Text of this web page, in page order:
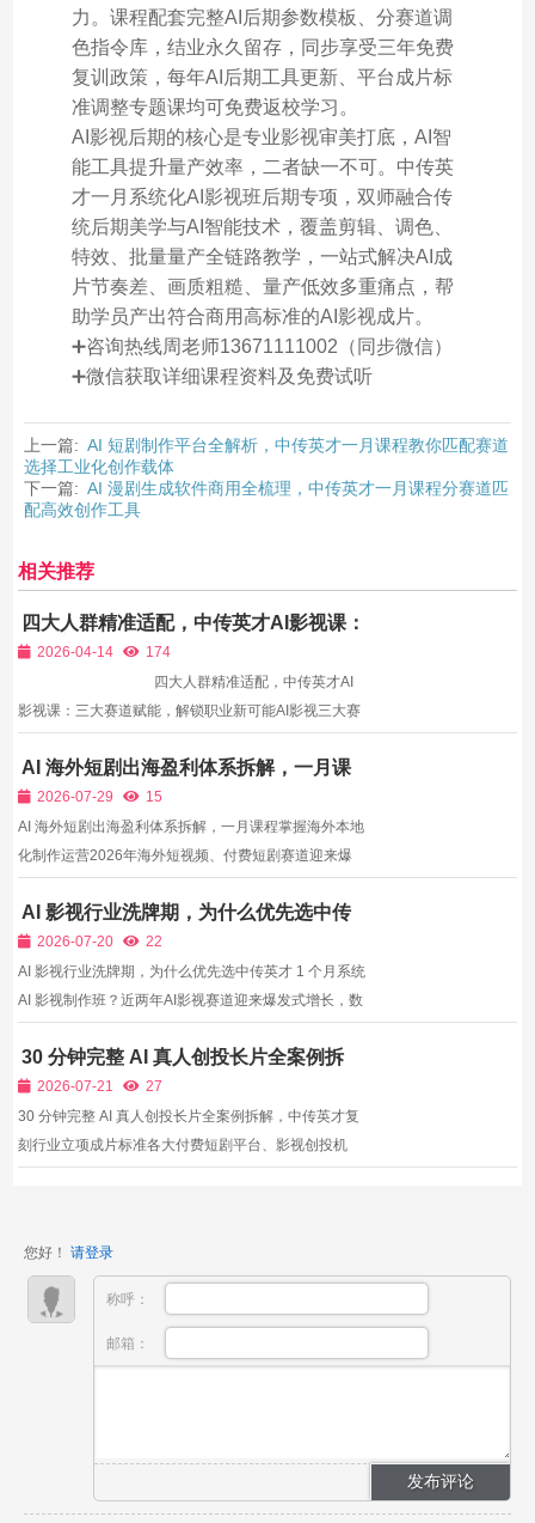
力。课程配套完整AI后期参数模板、分赛道调
色指令库，结业永久留存，同步享受三年免费
复训政策，每年AI后期工具更新、平台成片标
准调整专题课均可免费返校学习。
AI影视后期的核心是专业影视审美打底，AI智
能工具提升量产效率，二者缺一不可。中传英
才一月系统化AI影视班后期专项，双师融合传
统后期美学与AI智能技术，覆盖剪辑、调色、
特效、批量量产全链路教学，一站式解决AI成
片节奏差、画质粗糙、量产低效多重痛点，帮
助学员产出符合商用高标准的AI影视成片。
➕咨询热线周老师13671111002（同步微信）
➕微信获取详细课程资料及免费试听
上一篇: AI 短剧制作平台全解析，中传英才一月课程教你匹配赛道
选择工业化创作载体
下一篇: AI 漫剧生成软件商用全梳理，中传英才一月课程分赛道匹
配高效创作工具
相关推荐
四大人群精准适配，中传英才AI影视课：
三大赛道赋能，解锁职业新可能
2026-04-14
174
四大人群精准适配，中传英才AI
影视课：三大赛道赋能，解锁职业新可能AI影视三大赛
业从业者，还是影视爱好者、创业者，都能在三大赛道
中找到属于自己的位置。但不同群体的学...
AI 海外短剧出海盈利体系拆解，一月课
程掌握海外本地化制作运营
2026-07-29
15
AI 海外短剧出海盈利体系拆解，一月课程掌握海外本地
化制作运营2026年海外短视频、付费短剧赛道迎来爆
国产AI短剧采购预算，单集海外分账收益是国内平台2-
5倍，海外用户对数字真人、二次元漫剧接受度极高，
出海已经成...
AI 影视行业洗牌期，为什么优先选中传
英才 1 个月系统 AI 影视制作班？
2026-07-20
22
AI 影视行业洗牌期，为什么优先选中传英才 1 个月系统
AI 影视制作班？近两年AI影视赛道迎来爆发式增长，数
漫剧、数字真人剧占比高达95%，海外AI短剧定制订单
同比暴涨5000%，行业看似遍地机会，但真正能稳定盈
利的从...
30 分钟完整 AI 真人创投长片全案例拆
解，中传英才复刻行业立项成片标准
2026-07-21
27
30 分钟完整 AI 真人创投长片全案例拆解，中传英才复
刻行业立项成片标准各大付费短剧平台、影视创投机
作、创投...
您好！ 请登录
称呼：
邮箱：